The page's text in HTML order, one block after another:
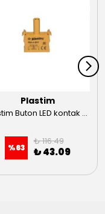
Plastim
Plastim Buton LED kontak 24VAC-DC Sarı
%63
₺ 116.49
₺ 43.09